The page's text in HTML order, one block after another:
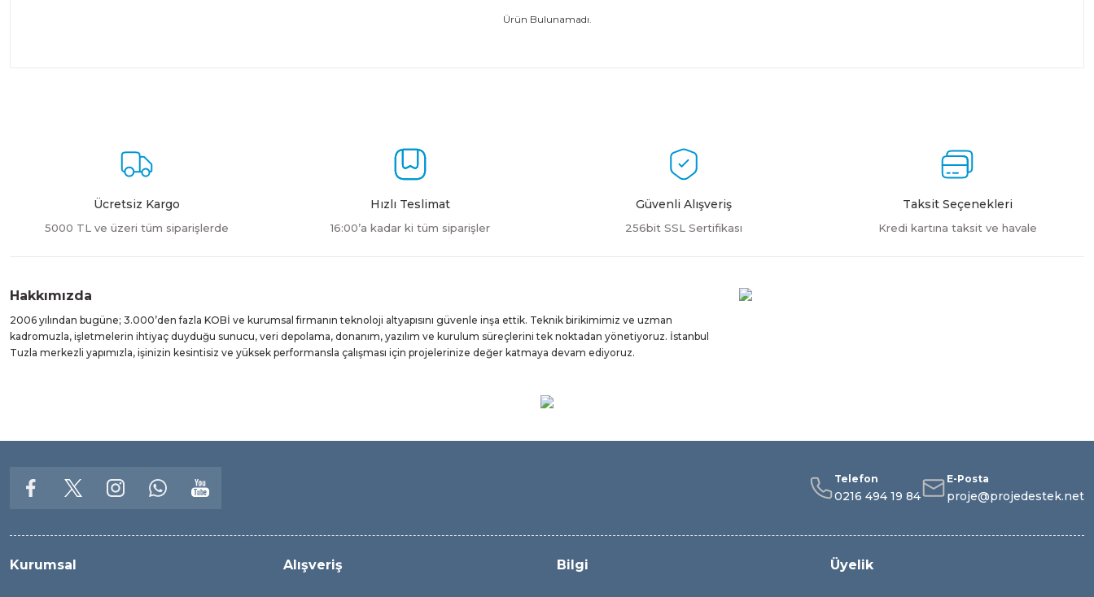
Ürün Bulunamadı.
Ücretsiz Kargo
5000 TL ve üzeri tüm siparişlerde
Hızlı Teslimat
16:00’a kadar ki tüm siparişler
Güvenli Alışveriş
256bit SSL Sertifikası
Taksit Seçenekleri
Kredi kartına taksit ve havale
Hakkımızda
2006 yılından bugüne; 3.000’den fazla KOBİ ve kurumsal firmanın teknoloji altyapısını güvenle inşa ettik. Teknik birikimimiz ve uzman
kadromuzla, işletmelerin ihtiyaç duyduğu sunucu, veri depolama, donanım, yazılım ve kurulum süreçlerini tek noktadan yönetiyoruz. İstanbul
Tuzla merkezli yapımızla, işinizin kesintisiz ve yüksek performansla çalışması için projelerinize değer katmaya devam ediyoruz.
Telefon
0216 494 19 84
E-Posta
proje@projedestek.net
Kurumsal Alışveriş Bilgi Üyelik